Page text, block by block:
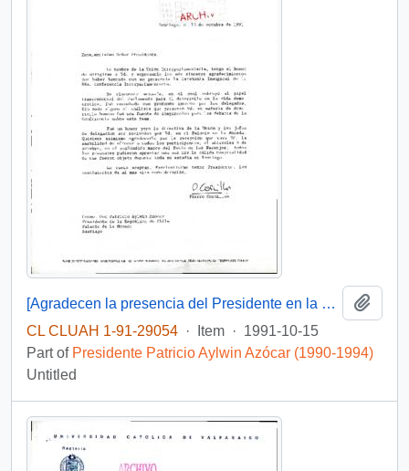
[Agradecen la presencia del Presidente en la Ceremonia Inaugural de la 86a. Conferencia Interparlamentaria]
CL CLUAH 1-91-29054 · Item · 1991-10-15
Part of Presidente Patricio Aylwin Azócar (1990-1994)
Untitled